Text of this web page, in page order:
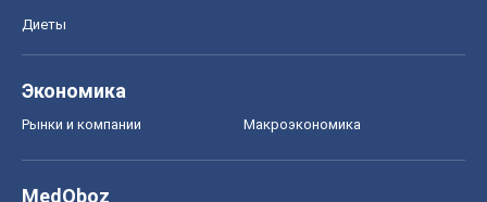
Диеты
Экономика
Рынки и компании Mакроэкономика
MedOboz